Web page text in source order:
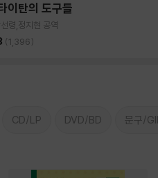
이탄의 도구들
령,정지현 공역
(1,396)
CD/LP DVD/BD 문구/